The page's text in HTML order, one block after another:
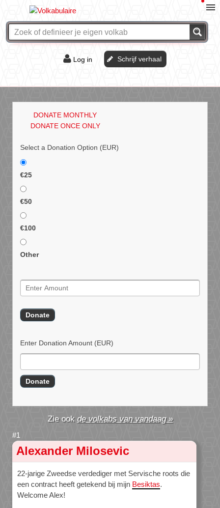
Log in Schrijf verhaal
DONATE MONTHLY
DONATE ONCE ONLY
Select a Donation Option (EUR)
€25
€50
€100
Other
Enter Donation Amount (EUR)
de volkabs van vandaag »
Alexander Milosevic
22-jarige Zweedse verdediger met Servische roots die
een contract heeft getekend bij mijn Besiktas.
Welcome Alex!